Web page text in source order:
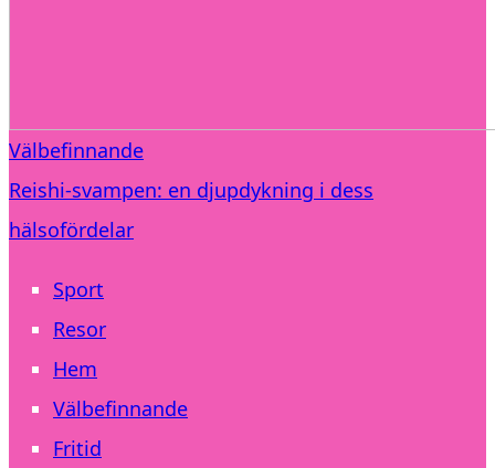
Välbefinnande
Reishi-svampen: en djupdykning i dess
hälsofördelar
Sport
Resor
Hem
Välbefinnande
Fritid